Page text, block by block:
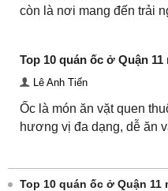
còn là nơi mang đến trải
Top 10 quán ốc ở Quận
Lê Anh Tiến
Ốc là món ăn vặt quen
hương vị đa dạng, dễ ăn
Top 10 quán ốc ở Quận